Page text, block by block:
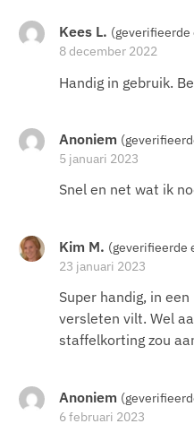
Kees L. (geverifieerde
8 december 2022
Handig in gebruik.
Anoniem
5 januari 2023
Snel en net wat ik
Kim M. (geverifieerde
23 januari 2023
Super handig, in
versleten vilt. Wel
staffelkorting zou
Anoniem
6 februari 2023